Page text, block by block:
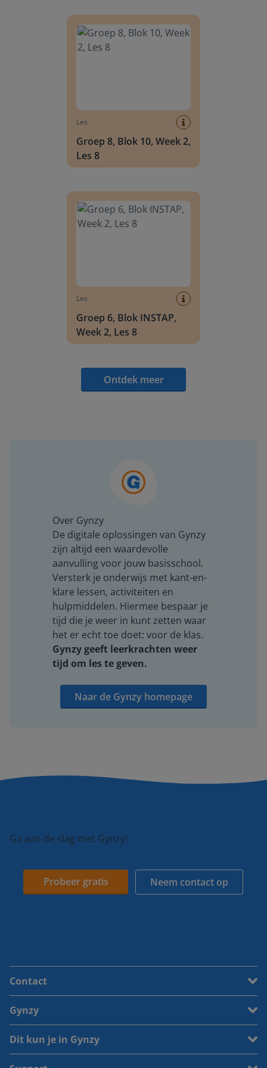
Les
Groep 8, Blok 10, Week 2,
Les 8
Les
Groep 6, Blok INSTAP,
Week 2, Les 8
Ontdek meer
Over Gynzy
De digitale oplossingen van Gynzy
zijn altijd een waardevolle
aanvulling voor jouw basisschool.
Versterk je onderwijs met kant-en-
klare lessen, activiteiten en
hulpmiddelen. Hiermee bespaar je
tijd die je weer in kunt zetten waar
het er echt toe doet: voor de klas.
Gynzy geeft leerkrachten weer
tijd om les te geven.
Naar de Gynzy homepage
Ga aan de slag met Gynzy!
Probeer gratis Neem contact op
Contact
Gynzy
Dit kun je in Gynzy